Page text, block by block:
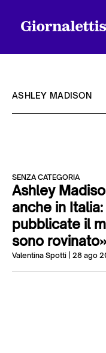
Chi siamo
Contatti
ASHLEY MADISON
SENZA CATEGORIA
Ashley
anche in
pubblicate il
sono
Valentina Spotti | 28 ago